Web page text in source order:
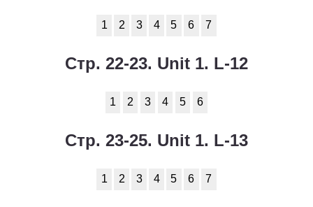
1 2 3 4 5 6 7
Стр. 22-23. Unit 1. L-12
1 2 3 4 5 6
Стр. 23-25. Unit 1. L-13
1 2 3 4 5 6 7